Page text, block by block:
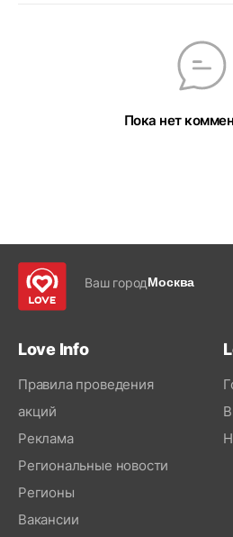
Пока нет
Ваш городМосква
Love Info
Правила проведения
акций
Реклама
Региональные новости
Регионы
Вакансии